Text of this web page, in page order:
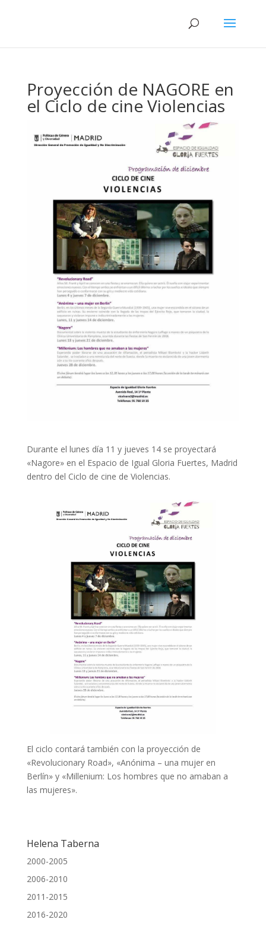
Proyección de NAGORE en
el Ciclo de cine Violencias
Durante el lunes día 11 y jueves 14 se proyectará
«Nagore» en el Espacio de Igual Gloria Fuertes, Madrid
dentro del Ciclo de cine de Violencias.
El ciclo contará también con la proyección de
«Revolucionary Road», «Anónima – una mujer en
Berlín» y «Millenium: Los hombres que no amaban a
las mujeres».
Helena Taberna
2000-2005
2006-2010
2011-2015
2016-2020